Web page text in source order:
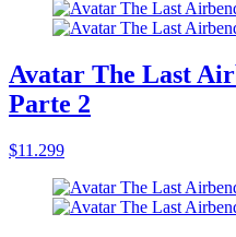
Avatar The Last
Parte 2
$11.299